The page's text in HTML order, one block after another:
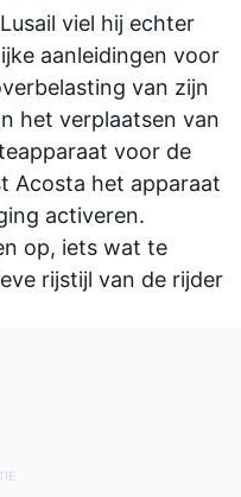
viel hij echter
aanleidingen voor
van zijn
het verplaatsen van
voor de
Acosta het apparaat
activeren.
op, iets wat te
rijstijl van de rijder